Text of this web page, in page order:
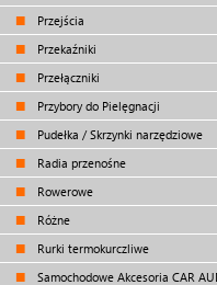
Przejścia
Przekaźniki
Przełączniki
Przybory do Pielęgnacji
Pudełka / Skrzynki narzędziowe
Radia przenośne
Rowerowe
Różne
Rurki termokurczliwe
Samochodowe Akcesoria CAR